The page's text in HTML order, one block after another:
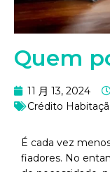
Quem
11 月 13, 2024
Crédito
É cada vez
fiadores. No